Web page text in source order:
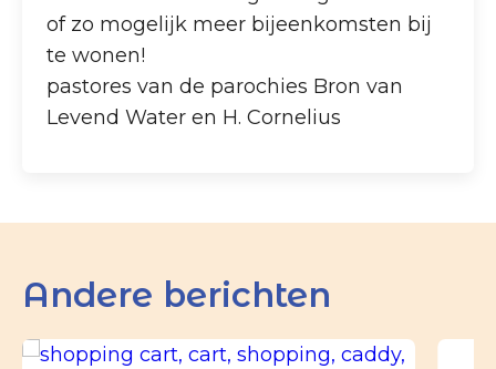
of zo mogelijk meer bijeenkomsten bij
te wonen!
pastores van de parochies Bron van
Levend Water en H. Cornelius
Andere berichten